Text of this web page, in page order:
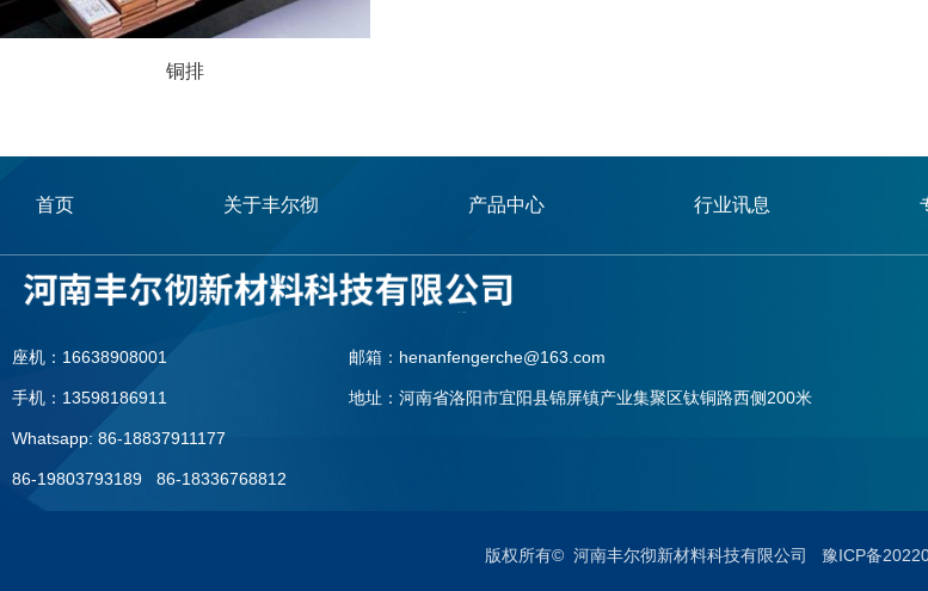
铜排
首页 关于丰尔彻 产品中心 行业讯息
座机：16638908001
手机：13598186911
Whatsapp: 86-18837911177
86-19803793189 86-18336768812
邮箱：henanfengerche@163.com
地址：河南省洛阳市宜阳县锦屏镇产业集聚区钛铜路西侧200米
邮箱：henanfengerche@163.com版权所有© 河南丰尔彻新材料科技有限公司 豫ICP备